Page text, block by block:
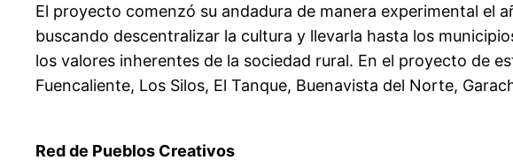
El proyecto comenzó su andadura de manera experimental el
buscando descentralizar la cultura y llevarla hasta los
los valores inherentes de la sociedad rural. En el proyecto de
Fuencaliente, Los Silos, El Tanque, Buenavista del Norte,
Red de Pueblos Creativos